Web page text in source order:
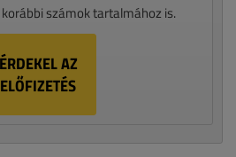
számok tartalmához is.
ÉRDEKEL AZ
ELŐFIZETÉS